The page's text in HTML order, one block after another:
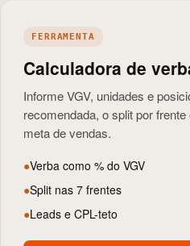
FERRAMENTA
Calculadora de
Informe VGV, unidades e
recomendada, o split por
meta de vendas.
●Verba como % do VGV
●Split nas 7 frentes
●Leads e CPL-teto